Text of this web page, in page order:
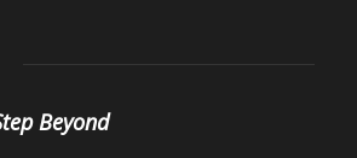
Beyond